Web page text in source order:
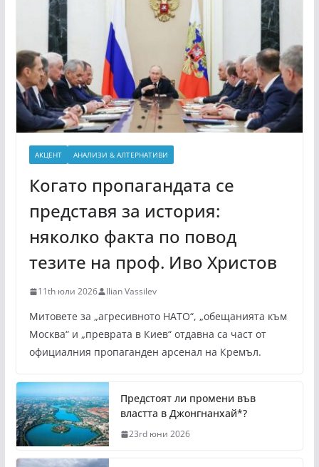
АКЦЕНТ АНАЛИЗИ & АЛТЕРНАТИВИ
Когато пропагандата се
представя за история:
няколко факта по повод
тезите на проф. Иво Христов
11th юли 2026 Ilian Vassilev
Митовете за „агресивното НАТО“, „обещанията към
Москва“ и „преврата в Киев“ отдавна са част от
официалния пропаганден арсенал на Кремъл.
Предстоят ли промени във
властта в Джонгнанхай*?
23rd юни 2026